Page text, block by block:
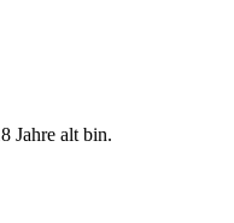
Jahre alt bin.